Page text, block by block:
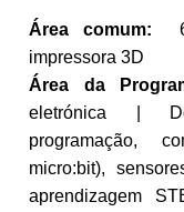
Área comum:
impressora 3D
Área da
eletrónica |
programação,
micro:bit),
aprendizagem